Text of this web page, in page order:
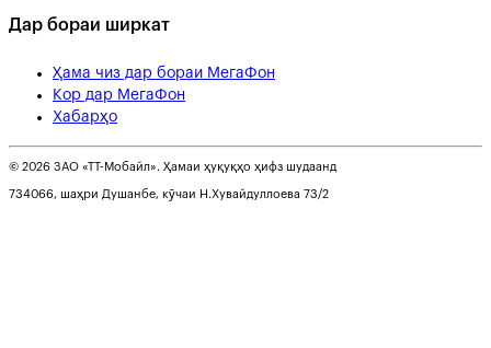
Дар бораи ширкат
Ҳама чиз дар бораи МегаФон
Кор дар МегаФон
Хабарҳо
© 2026 ЗАО «ТТ-Мобайл». Ҳамаи ҳуқуқҳо ҳифз шудаанд
734066, шаҳри Душанбе, кӯчаи Н.Хувайдуллоева 73/2